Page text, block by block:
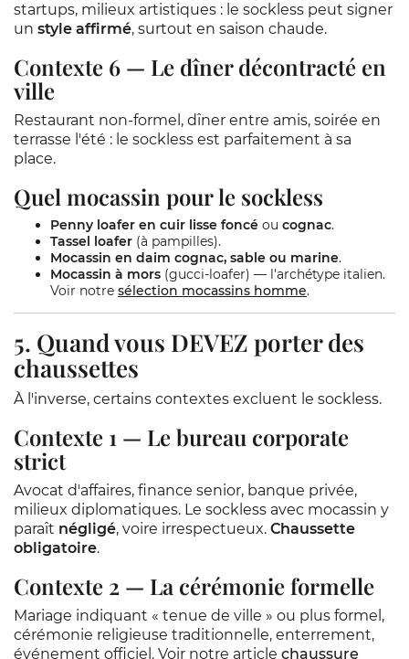
startups, milieux artistiques : le sockless peut signer
un style affirmé, surtout en saison chaude.
Contexte 6 — Le dîner décontracté en
ville
Restaurant non-formel, dîner entre amis, soirée en
terrasse l'été : le sockless est parfaitement à sa
place.
Quel mocassin pour le sockless
Penny loafer en cuir lisse foncé ou cognac.
Tassel loafer (à pampilles).
Mocassin en daim cognac, sable ou marine.
Mocassin à mors (gucci-loafer) — l'archétype italien.
Voir notre sélection mocassins homme.
5. Quand vous DEVEZ porter des
chaussettes
À l'inverse, certains contextes excluent le sockless.
Contexte 1 — Le bureau corporate
strict
Avocat d'affaires, finance senior, banque privée,
milieux diplomatiques. Le sockless avec mocassin y
paraît négligé, voire irrespectueux. Chaussette
obligatoire.
Contexte 2 — La cérémonie formelle
Mariage indiquant « tenue de ville » ou plus formel,
cérémonie religieuse traditionnelle, enterrement,
événement officiel. Voir notre article chaussure